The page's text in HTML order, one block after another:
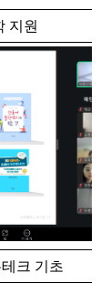
지원
크 기초